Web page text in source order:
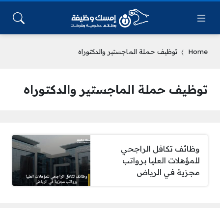
Home توظيف حملة الماجستير والدكتوراه
توظيف حملة الماجستير والدكتوراه
وظائف تكافل الراجحي
للمؤهلات العليا برواتب
مجزية في الرياض